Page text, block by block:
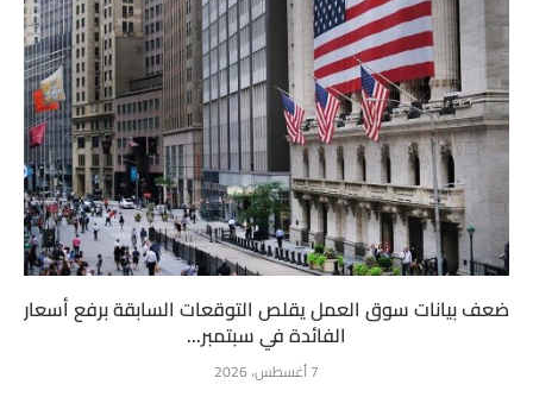
ضعف بيانات سوق العمل يقلص التوقعات السابقة برفع أسعار
الفائدة في سبتمبر...
7 أغسطس، 2026